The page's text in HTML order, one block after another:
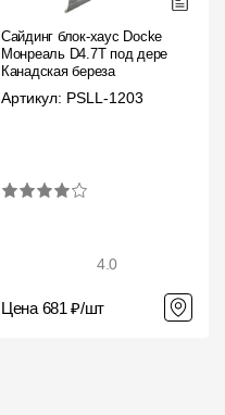
Сайдинг блок-хаус Docke
Монреаль D4.7T под дерево
Канадская береза
Артикул: PSLL-1203
4.0
Цена 681 ₽/шт